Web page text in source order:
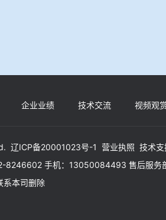
企业业绩 技术交流 视频观
辽ICP备20001023号-1 营业执照 技术支
手机：13050084493 售后服
时联系本司删除